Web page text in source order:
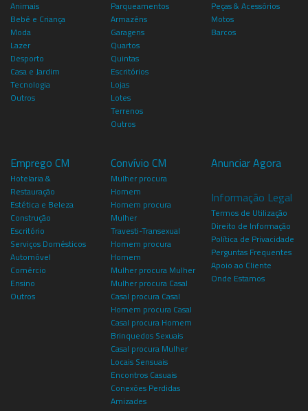
Animais
Bebé e Criança
Moda
Lazer
Desporto
Casa e Jardim
Tecnologia
Outros
Parqueamentos
Armazéns
Garagens
Quartos
Quintas
Escritórios
Lojas
Lotes
Terrenos
Outros
Peças & Acessórios
Motos
Barcos
Emprego CM
Hotelaria &
Restauração
Estética e Beleza
Construção
Escritório
Serviços Domésticos
Automóvel
Comércio
Ensino
Outros
Convívio CM
Mulher procura
Homem
Homem procura
Mulher
Travesti-Transexual
Homem procura
Homem
Mulher procura Mulher
Mulher procura Casal
Casal procura Casal
Homem procura Casal
Casal procura Homem
Brinquedos Sexuais
Casal procura Mulher
Locais Sensuais
Encontros Casuais
Conexões Perdidas
Amizades
Anunciar Agora
Informação Legal
Termos de Utilização
Direito de Informação
Política de Privacidade
Perguntas Frequentes
Apoio ao Cliente
Onde Estamos